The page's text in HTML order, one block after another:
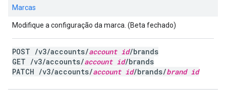
Marcas
Modifique a configuração da marca. (Beta fechado)
POST /v3/accounts/account id/brands
GET /v3/accounts/account id/brands
PATCH /v3/accounts/account id/brands/brand id